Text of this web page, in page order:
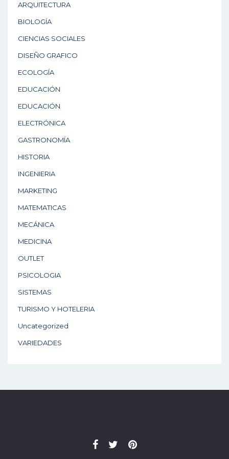
ARQUITECTURA
BIOLOGÍA
CIENCIAS SOCIALES
DISEÑO GRAFICO
ECOLOGÍA
EDUCACIÓN
EDUCACIÓN
ELECTRÓNICA
GASTRONOMÍA
HISTORIA
INGENIERIA
MARKETING
MATEMATICAS
MECÁNICA
MEDICINA
OUTLET
PSICOLOGIA
SISTEMAS
TURISMO Y HOTELERIA
Uncategorized
VARIEDADES